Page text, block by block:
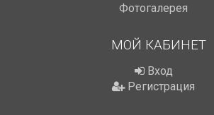
Фотогалерея
МОЙ КАБИНЕТ
Вход
Регистрация